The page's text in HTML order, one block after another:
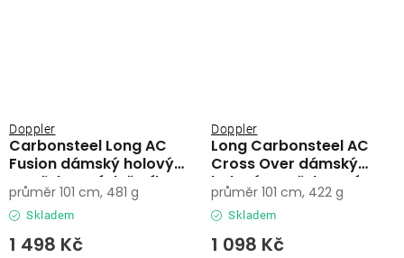
Carbonsteel Long AC
Fusion dámský holový
vystřelovací deštník
Doppler
Skladem
1 498 Kč
průměr 101 cm, 481 g
Long Carbonsteel AC
Cross Over dámský
holový vystřelovací
deštník
Doppler
Skladem
1 098 Kč
průměr 101 cm, 422 g